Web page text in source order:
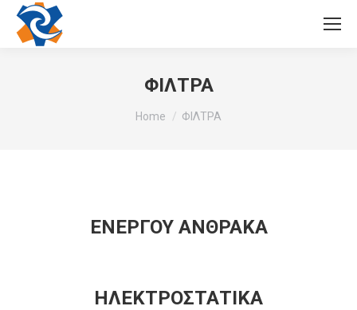
ΦΙΛΤΡΑ
You are here:
Home ΦΙΛΤΡΑ
ΕΝΕΡΓΟΥ ΑΝΘΡΑΚΑ
ΗΛΕΚΤΡΟΣΤΑΤΙΚΑ